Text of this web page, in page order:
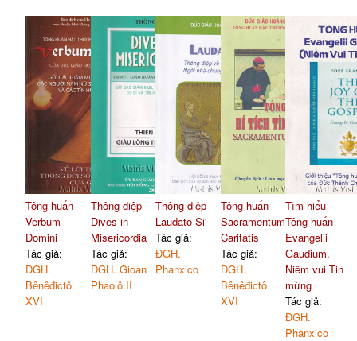
Tông huấn
Verbum
Domini
Tác giả:
ĐGH.
Bênêđictô
XVI
Thông điệp
Dives in
Misericordia
Tác giả:
ĐGH. Gioan
Phaolô II
Thông điệp
Laudato Si'
Tác giả:
ĐGH.
Phanxico
Tông huấn
Sacramentum
Caritatis
Tác giả:
ĐGH.
Bênêđictô
XVI
Tìm hiểu
Tông huấn
Evangelii
Gaudium.
Niềm vui Tin
mừng
Tác giả:
ĐGH.
Phanxico